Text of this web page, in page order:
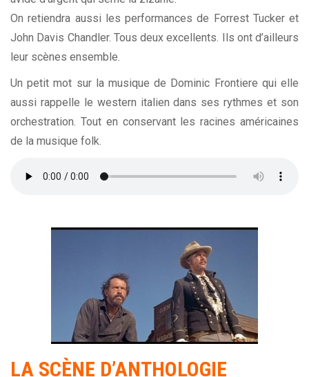
On retiendra aussi les performances de Forrest Tucker et
John Davis Chandler. Tous deux excellents. Ils ont d’ailleurs
leur scènes ensemble.
Un petit mot sur la musique de Dominic Frontiere qui elle
aussi rappelle le western italien dans ses rythmes et son
orchestration. Tout en conservant les racines américaines
de la musique folk.
LA SCÈNE D’ANTHOLOGIE